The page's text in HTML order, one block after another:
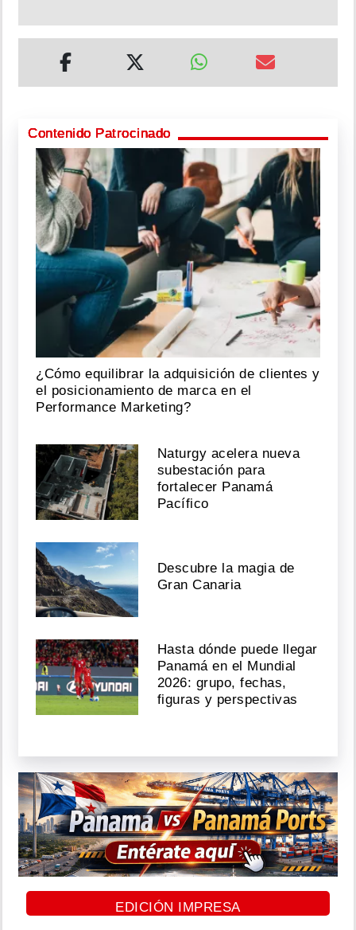
Contenido Patrocinado
¿Cómo equilibrar la adquisición de clientes y
el posicionamiento de marca en el
Performance Marketing?
Naturgy acelera nueva
subestación para
fortalecer Panamá
Pacífico
Descubre la magia de
Gran Canaria
Hasta dónde puede llegar
Panamá en el Mundial
2026: grupo, fechas,
figuras y perspectivas
EDICIÓN IMPRESA